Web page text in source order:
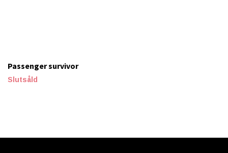
Passenger survivor
Slutsåld